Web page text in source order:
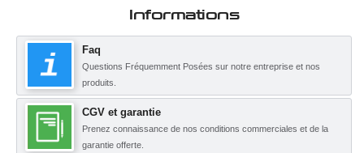
Informations
Faq
Questions Fréquemment Posées sur notre entreprise et nos
produits.
CGV et garantie
Prenez connaissance de nos conditions commerciales et de la
garantie offerte.